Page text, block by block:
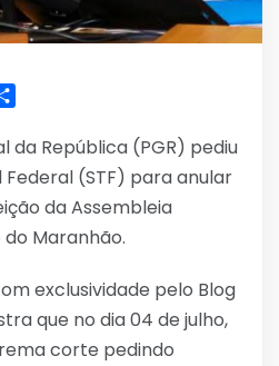
da República (PGR) pediu
(STF) para anular
da Assembleia
do Maranhão.
exclusividade pelo Blog
que no dia 04 de julho,
corte pedindo